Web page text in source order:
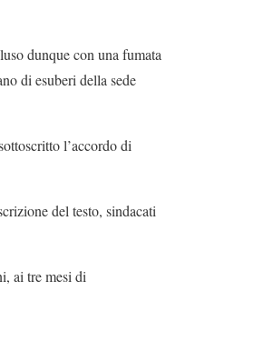
dunque con una fumata
di esuberi della sede
l’accordo di
del testo, sindacati
ai tre mesi di